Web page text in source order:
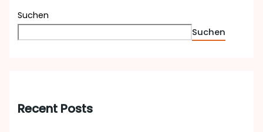
Suchen
Suchen
Recent Posts